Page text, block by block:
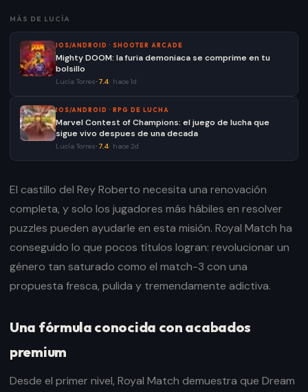
El castillo del Rey Roberto necesita una renovación
completa, y solo los jugadores más hábiles en resolver
puzzles pueden ayudarle en esta misión. Royal Match ha
conseguido lo que pocos títulos logran: revolucionar un
género tan saturado como el match-3 con una
propuesta fresca, pulida y tremendamente adictiva.
Una fórmula conocida con acabados
premium
Desde el primer nivel, Royal Match demuestra que Dream
MÁS DE LUCÍA
IOS/ANDROID · SHOOTER ARCADE
Mighty DOOM: la furia demoniaca se comprime en tu
bolsillo
Lucía Torres· 7.4 hace 1d
IOS/ANDROID · RPG DE LUCHA
Marvel Contest of Champions: el juego de lucha que
sigue vivo despues de una decada
Lucía Torres· 7.4 hace 2d